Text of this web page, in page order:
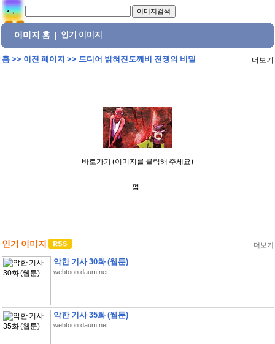
이미지 홈 인기 이미지
홈>> 이전 페이지 >> 드디어 밝혀진도깨비 전쟁의 비밀 더보기
바로가기 (이미지를 클릭해 주세요)
펌:
인기 이미지 더보기
악한 기사 30화 (웹툰)
webtoon.daum.net
악한 기사 35화 (웹툰)
webtoon.daum.net